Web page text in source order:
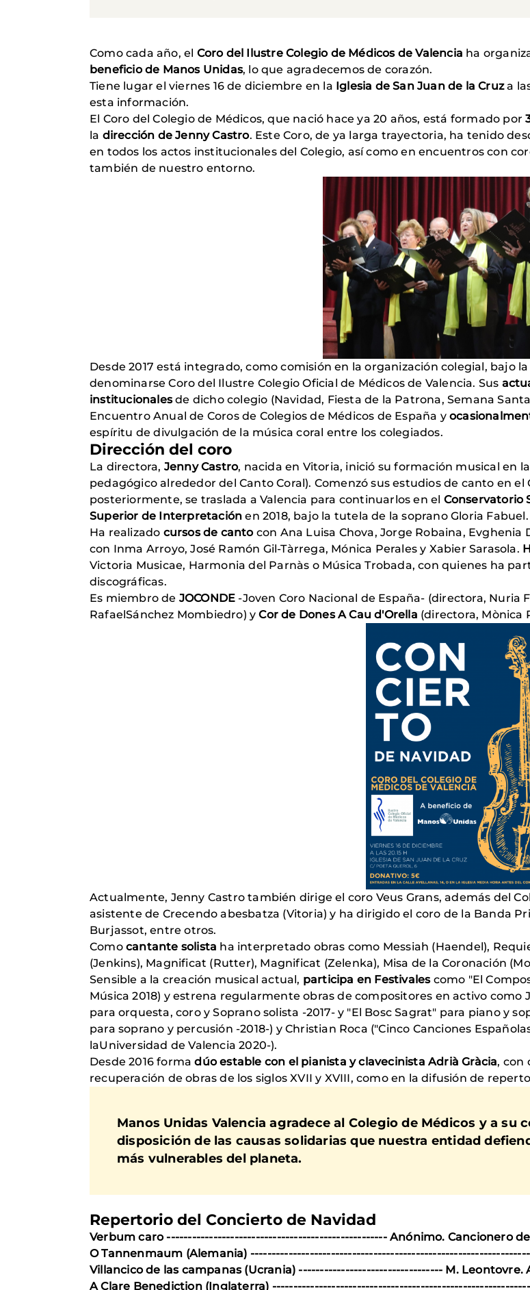
Como cada año, el Coro del Ilustre Colegio de Médicos de Valencia ha
beneficio de Manos Unidas, lo que agradecemos de corazón.
Tiene lugar el viernes 16 de diciembre en la Iglesia de San Juan de la Cruza
esta información.
El Coro del Colegio de Médicos, que nació hace ya 20 años, está formado por
la dirección de Jenny Castro. Este Coro, de ya larga trayectoria, ha tenido
en todos los actos institucionales del Colegio, así como en encuentros con
también de nuestro entorno.
Desde 2017 está integrado, como comisión en la organización colegial, bajo
denominarse Coro del Ilustre Colegio Oficial de Médicos de Valencia. Sus
institucionalesde dicho colegio (Navidad, Fiesta de la Patrona, Semana
Encuentro Anual de Coros de Colegios de Médicos de España y
espíritu de divulgación de la música coral entre los colegiados.
Dirección del coro
La directora, Jenny Castro, nacida en Vitoria, inició su formación musical en
pedagógico alrededor del Canto Coral). Comenzó sus estudios de canto en el
posteriormente, se traslada a Valencia para continuarlos en el Conservatorio
Superior de Interpretación en 2018, bajo la tutela de la soprano Gloria Fabuel.
Ha realizado cursos de cantocon Ana Luisa Chova, Jorge Robaina,
con Inma Arroyo, José Ramón Gil-Tàrrega, Mónica Perales y Xabier Sarasola.
Victoria Musicae, Harmonia del Parnàs o Música Trobada, con quienes ha
discográficas.
Es miembro de JOCONDE -Joven Coro Nacional de España- (directora, Nuria
RafaelSánchez Mombiedro) yCor de Dones A Cau d'Orella (directora, Mònica
Actualmente, Jenny Castro también dirige el coro Veus Grans, además del
asistente de Crecendo abesbatza (Vitoria) y ha dirigido el coro de la Banda
Burjassot, entre otros.
Como cantante solista ha interpretado obras como Messiah (Haendel),
(Jenkins), Magnificat (Rutter), Magnificat (Zelenka), Misa de la Coronación
Sensible a la creación musical actual, participa en Festivalescomo "El
Música 2018) y estrena regularmente obras de compositores en activo como
para orquesta, coro y Soprano solista -2017- y "El Bosc Sagrat" para piano y
para soprano y percusión -2018-) y Christian Roca ("Cinco Canciones
laUniversidad de Valencia 2020-).
Desde 2016 formadúo estable con el pianista y clavecinista Adrià Gràcia, con
recuperación de obras de los siglos XVII y XVIII, como en la difusión de
Manos Unidas Valencia agradece al Colegio de Médicos y a su
disposición de las causas solidarias que nuestra entidad
más vulnerables del planeta.
Repertorio del Concierto de Navidad
Verbum caro ---------------------------------------------------- Anónimo. Cancionero de
O Tannenmaum (Alemania)
Villancico de las campanas (Ucrania) ---------------------------------- M. Leontovre.
A Clare Benediction (Inglaterra)